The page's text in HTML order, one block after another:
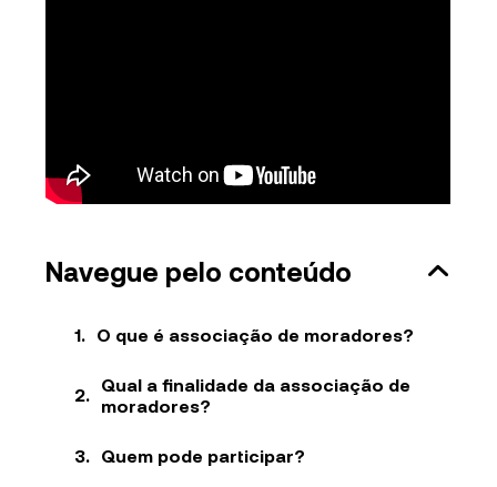
Navegue pelo conteúdo
O que é associação de moradores?
Qual a finalidade da associação de
moradores?
Quem pode participar?